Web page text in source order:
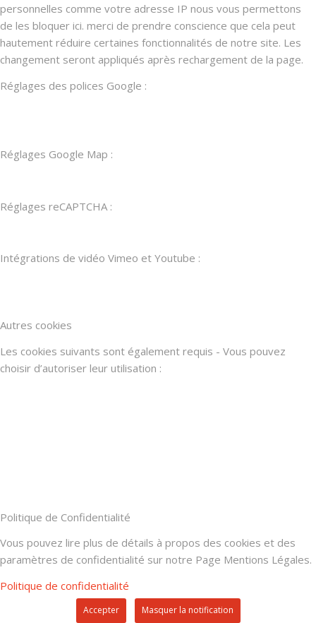
personnelles comme votre adresse IP nous vous permettons
de les bloquer ici. merci de prendre conscience que cela peut
hautement réduire certaines fonctionnalités de notre site. Les
changement seront appliqués après rechargement de la page.
Réglages des polices Google :
Réglages Google Map :
Réglages reCAPTCHA :
Intégrations de vidéo Vimeo et Youtube :
Autres cookies
Les cookies suivants sont également requis - Vous pouvez
choisir d’autoriser leur utilisation :
Politique de Confidentialité
Vous pouvez lire plus de détails à propos des cookies et des
paramètres de confidentialité sur notre Page Mentions Légales.
Politique de confidentialité
Accepter Masquer la notification